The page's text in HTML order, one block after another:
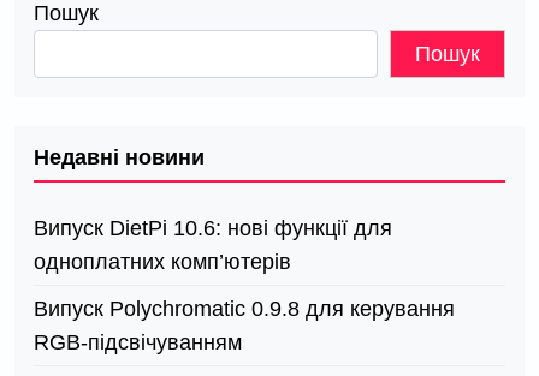
Пошук
Пошук
Недавні новини
Випуск DietPi 10.6: нові функції для
одноплатних комп’ютерів
Випуск Polychromatic 0.9.8 для керування
RGB-підсвічуванням